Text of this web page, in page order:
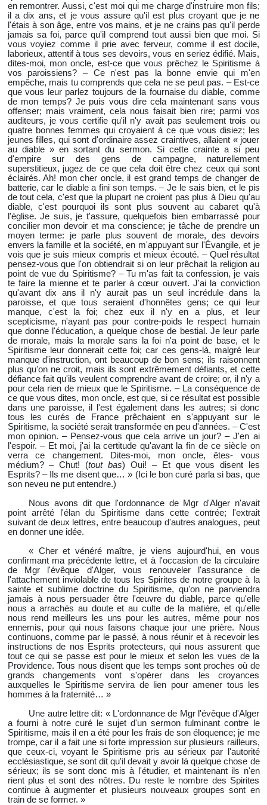
en remontrer. Aussi, c'est moi qui me charge d'instruire mon fils;
il a dix ans, et je vous assure qu'il est plus croyant que je ne
l'étais à son âge, entre vos mains, et je ne crains pas qu'il perde
jamais sa foi, parce qu'il comprend tout aussi bien que moi. Si
vous voyiez comme il prie avec ferveur, comme il est docile,
laborieux, attentif à tous ses devoirs, vous en seriez édifié. Mais,
dites-moi, mon oncle, est-ce que vous prêchez le Spiritisme à
vos paroissiens? – Ce n'est pas la bonne envie qui m'en
empêche, mais tu comprends que cela ne se peut pas. – Est-ce
que vous leur parlez toujours de la fournaise du diable, comme
de mon temps? Je puis vous dire cela maintenant sans vous
offenser; mais vraiment, cela nous faisait bien rire; parmi vos
auditeurs, je vous certifie qu'il n'y avait pas seulement trois ou
quatre bonnes femmes qui croyaient à ce que vous disiez; les
jeunes filles, qui sont d'ordinaire assez craintives, allaient « jouer
au diable » en sortant du sermon. Si cette crainte a si peu
d'empire sur des gens de campagne, naturellement
superstitieux, jugez de ce que cela doit être chez ceux qui sont
éclairés. Ah! mon cher oncle, il est grand temps de changer de
batterie, car le diable a fini son temps. – Je le sais bien, et le pis
de tout cela, c'est que la plupart ne croient pas plus à Dieu qu'au
diable, c'est pourquoi ils sont plus souvent au cabaret qu'à
l'église. Je suis, je t'assure, quelquefois bien embarrassé pour
concilier mon devoir et ma conscience; je tâche de prendre un
moyen terme: je parle plus souvent de morale, des devoirs
envers la famille et la société, en m'appuyant sur l'Évangile, et je
vois que je suis mieux compris et mieux écouté. – Quel résultat
pensez-vous que l'on obtiendrait si on leur prêchait la religion au
point de vue du Spiritisme? – Tu m'as fait ta confession, je vais
te faire la mienne et te parler à cœur ouvert. J'ai la conviction
qu'avant dix ans il n'y aurait pas un seul incrédule dans la
paroisse, et que tous seraient d'honnêtes gens; ce qui leur
manque, c'est la foi; chez eux il n'y en a plus, et leur
scepticisme, n'ayant pas pour contre-poids le respect humain
que donne l'éducation, a quelque chose de bestial. Je leur parle
de morale, mais la morale sans la foi n'a point de base, et le
Spiritisme leur donnerait cette foi; car ces gens-là, malgré leur
manque d'instruction, ont beaucoup de bon sens; ils raisonnent
plus qu'on ne croit, mais ils sont extrêmement défiants, et cette
défiance fait qu'ils veulent comprendre avant de croire; or, il n'y a
pour cela rien de mieux que le Spiritisme. – La conséquence de
ce que vous dites, mon oncle, est que, si ce résultat est possible
dans une paroisse, il l'est également dans les autres; si donc
tous les curés de France prêchaient en s'appuyant sur le
Spiritisme, la société serait transformée en peu d'années. – C'est
mon opinion. – Pensez-vous que cela arrive un jour? – J'en ai
l'espoir. – Et moi, j'ai la certitude qu'avant la fin de ce siècle on
verra ce changement. Dites-moi, mon oncle, êtes- vous
médium? – Chut! (tout bas) Oui! – Et que vous disent les
Esprits? – Ils me disent que… » (Ici le bon curé parla si bas, que
son neveu ne put entendre.)
Nous avons dit que l'ordonnance de Mgr d'Alger n'avait
point arrêté
l'élan du Spiritisme dans cette contrée; l'extrait
suivant de deux lettres, entre beaucoup d'autres analogues, peut
en donner une idée.
« Cher et vénéré maître, je viens aujourd'hui, en vous
confirmant ma précédente lettre, et à l'occasion de la circulaire
de Mgr l'évêque d'Alger, vous renouveler l'assurance de
l'attachement inviolable de tous les Spirites de notre groupe à la
sainte et sublime doctrine du Spiritisme, qu'on ne parviendra
jamais à nous persuader être l'œuvre du diable, parce qu'elle
nous a arrachés au doute et au culte de la matière, et qu'elle
nous rend meilleurs les uns pour les autres, même pour nos
ennemis, pour qui nous faisons chaque jour une prière. Nous
continuons, comme par le passé, à nous réunir et à recevoir les
instructions de nos Esprits protecteurs, qui nous assurent que
tout ce qui se passe est pour le mieux et selon les vues de la
Providence. Tous nous disent que les temps sont proches où de
grands changements vont s'opérer dans les croyances
auxquelles le Spiritisme servira de lien pour amener tous les
hommes à la fraternité… »
Une autre lettre dit: « L'ordonnance de Mgr l'évêque d'Alger
a fourni à notre curé le sujet d'un sermon fulminant contre le
Spiritisme, mais il en a été pour les frais de son éloquence; je me
trompe, car il a fait une si forte impression sur plusieurs railleurs,
que ceux-ci, voyant le Spiritisme pris au sérieux par l'autorité
ecclésiastique, se sont dit qu'il devait y avoir là quelque chose de
sérieux; ils se sont donc mis à l'étudier, et maintenant ils n'en
rient plus et sont des nôtres. Du reste le nombre des Spirites
continue à augmenter et plusieurs nouveaux groupes sont en
train de se former. »